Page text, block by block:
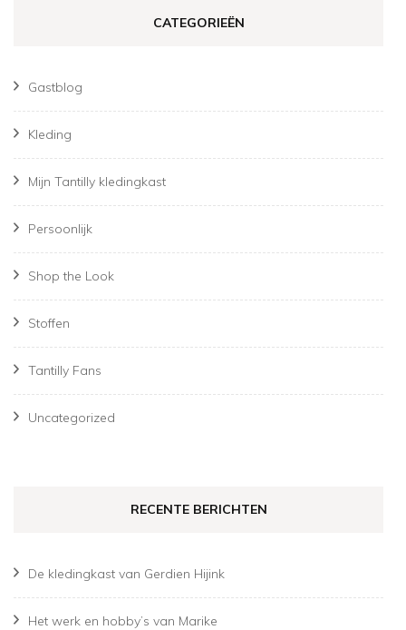
CATEGORIEËN
Gastblog
Kleding
Mijn Tantilly kledingkast
Persoonlijk
Shop the Look
Stoffen
Tantilly Fans
Uncategorized
RECENTE BERICHTEN
De kledingkast van Gerdien Hijink
Het werk en hobby’s van Marike